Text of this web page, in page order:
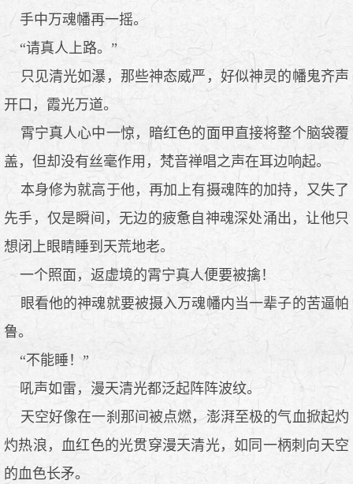
手中万魂幡再一摇。
“请真人上路。”
只见清光如瀑，那些神态威严，好似神灵的幡鬼齐声
开口，霞光万道。
霄宁真人心中一惊，暗红色的面甲直接将整个脑袋覆
盖，但却没有丝毫作用，梵音禅唱之声在耳边响起。
本身修为就高于他，再加上有摄魂阵的加持，又失了
先手，仅是瞬间，无边的疲惫自神魂深处涌出，让他只
想闭上眼睛睡到天荒地老。
一个照面，返虚境的霄宁真人便要被擒！
眼看他的神魂就要被摄入万魂幡内当一辈子的苦逼帕
鲁。
“不能睡！”
吼声如雷，漫天清光都泛起阵阵波纹。
天空好像在一刹那间被点燃，澎湃至极的气血掀起灼
灼热浪，血红色的光贯穿漫天清光，如同一柄刺向天空
的血色长矛。